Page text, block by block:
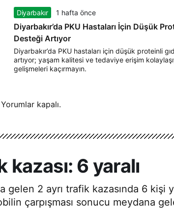
Diyarbakır 1 hafta önce
Diyarbakır’da PKU Hastaları İçin Düşük
Desteği Artıyor
Diyarbakır’da PKU hastaları için düşük proteinli
artıyor; yaşam kalitesi ve tedaviye erişim
gelişmeleri kaçırmayın.
Yorumlar kapalı.
kazası: 6 yaralı
gelen 2 ayrı trafik kazasında 6
çarpışması sonucu meydana